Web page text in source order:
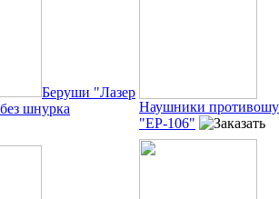
Беруши "Лазер
шнурка
Наушники
"ЕР-106"